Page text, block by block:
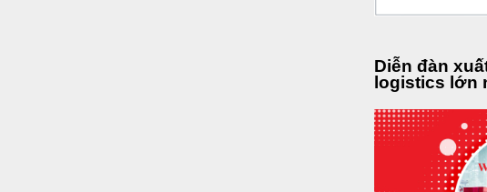
Diễn đàn
logistics lớn